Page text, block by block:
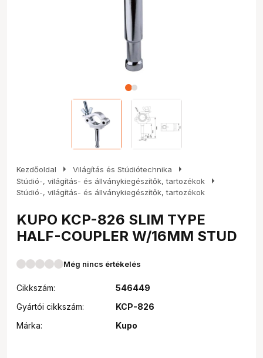
Kezdőoldal arrow_right Világítás és Stúdiótechnika arrow_right
Stúdió-, világítás- és állványkiegészítők, tartozékok arrow_right
Stúdió-, világítás- és állványkiegészítők, tartozékok
KUPO KCP-826 SLIM TYPE
HALF-COUPLER W/16MM STUD
Még nincs értékelés
Cikkszám:
546449
Gyártói cikkszám:
KCP-826
Márka:
Kupo